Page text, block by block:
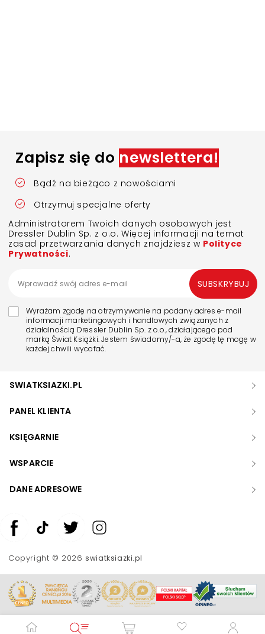
Zapisz się do newslettera!
Bądź na bieżąco z nowościami
Otrzymuj specjalne oferty
Administratorem Twoich danych osobowych jest
Dressler Dublin Sp. z o.o. Więcej informacji na temat
zasad przetwarzania danych znajdziesz w Polityce
Prywatności.
Wyrażam zgodę na otrzymywanie na podany adres e-mail
informacji marketingowych i handlowych związanych z
działalnością Dressler Dublin Sp. z o.o., działającego pod
marką Świat Książki. Jestem świadomy/-a, że zgodę tę mogę w
każdej chwili wycofać.
SUBSKRYBUJ
SWIATKSIAZKI.PL
PANEL KLIENTA
KSIĘGARNIE
WSPARCIE
DANE ADRESOWE
Copyright © 2026swiatksiazki.pl
Zwiększ rozmiar czcionki
Skala szarości